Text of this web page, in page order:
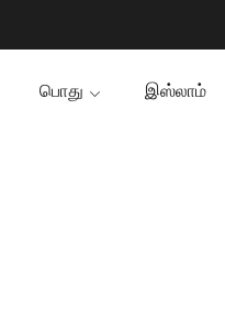
பொது இஸ்லாம்